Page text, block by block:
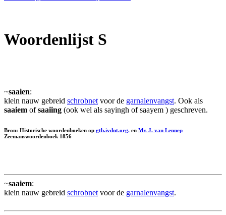
Woordenlijst S
~saaien:
klein nauw gebreid schrobnet voor de garnalenvangst. Ook als
saaiem ofsaaiing (ook wel als sayingh of saayem ) geschreven.
Bron: Historische woordenboeken op gtb.ivdnt.org. en Mr. J. van Lennep
Zeemanswoordenboek 1856
~saaiem:
klein nauw gebreid schrobnet voor de garnalenvangst.